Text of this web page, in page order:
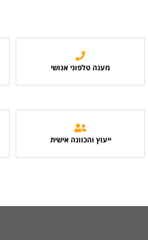
מענה טלפוני אנושי
ייעוץ והכוונה אישית